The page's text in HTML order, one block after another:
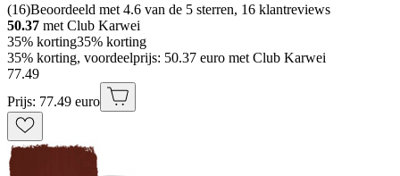
(16)Beoordeeld met 4.6 van de 5 sterren, 16 klantreviews
50.37 met Club Karwei
35% korting35% korting
35% korting, voordeelprijs: 50.37 euro met Club Karwei
77.49
Prijs: 77.49 euro